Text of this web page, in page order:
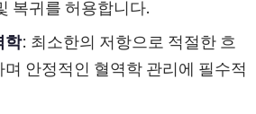
복귀를 허용합니다.
학: 최소한의 저항으로 적절한 흐
안정적인 혈역학 관리에 필수적